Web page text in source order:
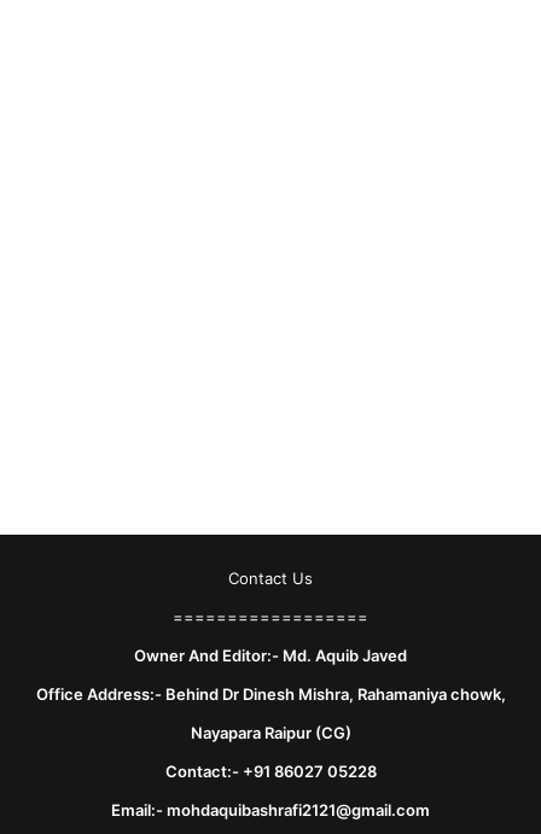
Contact Us
==================
Owner And Editor:- Md. Aquib Javed
Office Address:- Behind Dr Dinesh Mishra, Rahamaniya chowk,
Nayapara Raipur (CG)
Contact:- +91 86027 05228
Email:- mohdaquibashrafi2121@gmail.com